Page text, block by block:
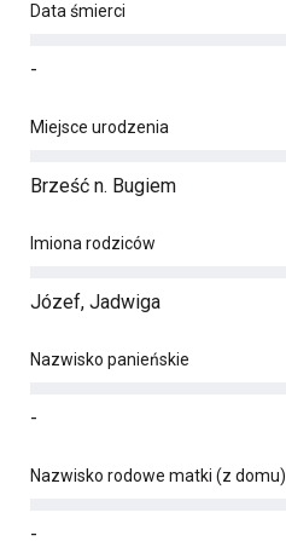
Data śmierci
-
Miejsce urodzenia
Brześć n. Bugiem
Imiona rodziców
Józef, Jadwiga
Nazwisko panieńskie
-
Nazwisko rodowe matki (z domu)
-